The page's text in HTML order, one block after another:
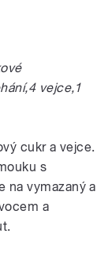
vejce,1
cukr a vejce.
s
na vymazaný a
a